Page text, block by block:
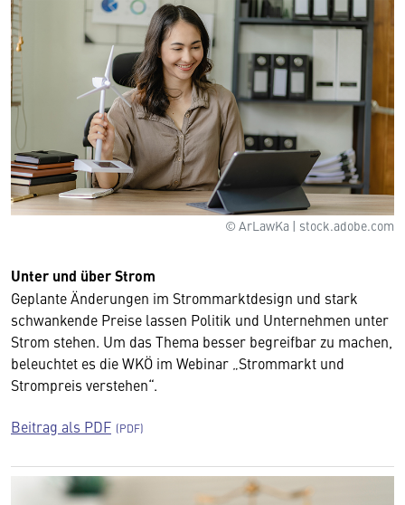
© ArLawKa | stock.adobe.com
Unter und über Strom
Geplante Änderungen im Strommarktdesign und stark
schwankende Preise lassen Politik und Unternehmen unter
Strom stehen. Um das Thema besser begreifbar zu machen,
beleuchtet es die WKÖ im Webinar „Strommarkt und
Strompreis verstehen“.
Beitrag als PDF